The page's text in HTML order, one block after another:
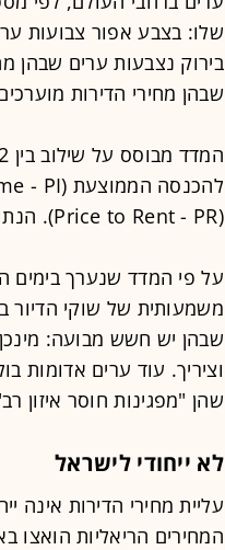
שלו: בצבע אפור צבועות
בירוק נצבעות ערים שבהן
שבהן מחירי הדירות
(Price to Rent - PR). הנתונים מסתמכים על הרבעון השני של השנה.
על פי המדד שנערך בימים
שבהן יש חשש מבועה:
וציריך. עוד ערים אדומות
שהן "מפגינות חוסר איזון
לא ייחודי לישראל
עליית מחירי הדירות אינה
המחירים הריאליות הואצו